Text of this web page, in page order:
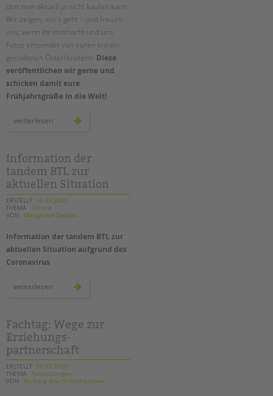
den man aktuell ja nicht kaufen kann.
Wir zeigen, wie’s geht – und freuen
uns, wenn ihr mitmacht und uns
Fotos einsendet von euren kreativ
gestalteten Osterfenstern. Diese
veröffentlichen wir gerne und
schicken damit eure
Frühjahrsgrüße in die Welt!
weiterlesen kreative
fenster
zu
hause
Information der
tandem BTL zur
aktuellen Situation
ERSTELLT 16.03.2020
THEMA Corona
VON
Margarete Caspari
Information der tandem BTL zur
aktuellen Situation aufgrund des
Coronavirus
weiterlesen information
aktuellen
situation
Fachtag: Wege zur
Erziehungs-
partnerschaft
ERSTELLT 18.02.2020
THEMA
Fortbildungen
VON
Barbara Brecht-Hadraschek